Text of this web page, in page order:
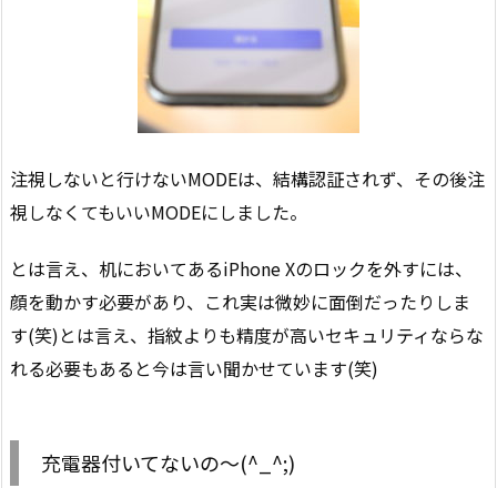
注視しないと行けないMODEは、結構認証されず、その後注
視しなくてもいいMODEにしました。
とは言え、机においてあるiPhone Xのロックを外すには、
顔を動かす必要があり、これ実は微妙に面倒だったりしま
す(笑)とは言え、指紋よりも精度が高いセキュリティならな
れる必要もあると今は言い聞かせています(笑)
充電器付いてないの〜(^_^;)